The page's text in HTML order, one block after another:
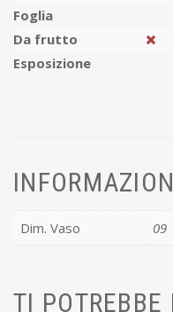
Foglia
Da frutto
Esposizione
Dim. Vaso 09
TI POTREBBE